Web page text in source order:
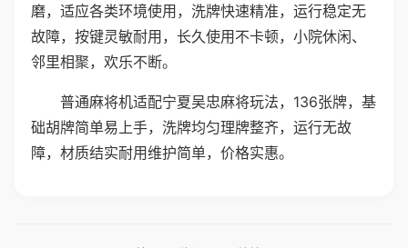
磨，适应各类环境使用，洗牌快速精准，运行稳定无
故障，按键灵敏耐用，长久使用不卡顿，小院休闲、
邻里相聚，欢乐不断。
普通麻将机适配宁夏吴忠麻将玩法，136张牌，基
础胡牌简单易上手，洗牌均匀理牌整齐，运行无故
障，材质结实耐用维护简单，价格实惠。